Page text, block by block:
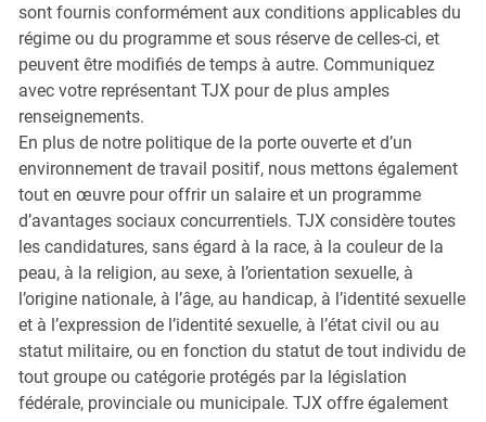
sont fournis conformément aux conditions applicables du
régime ou du programme et sous réserve de celles-ci, et
peuvent être modifiés de temps à autre. Communiquez
avec votre représentant TJX pour de plus amples
renseignements.
En plus de notre politique de la porte ouverte et d’un
environnement de travail positif, nous mettons également
tout en œuvre pour offrir un salaire et un programme
d’avantages sociaux concurrentiels. TJX considère toutes
les candidatures, sans égard à la race, à la couleur de la
peau, à la religion, au sexe, à l’orientation sexuelle, à
l’origine nationale, à l’âge, au handicap, à l’identité sexuelle
et à l’expression de l’identité sexuelle, à l’état civil ou au
statut militaire, ou en fonction du statut de tout individu de
tout groupe ou catégorie protégés par la législation
fédérale, provinciale ou municipale. TJX offre également